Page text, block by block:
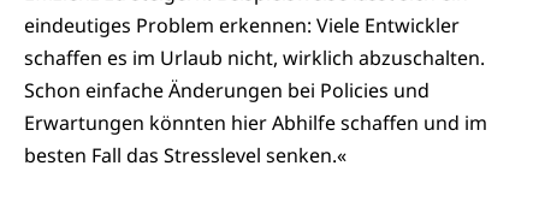
eindeutiges Problem erkennen: Viele Entwickler
schaffen es im Urlaub nicht, wirklich abzuschalten.
Schon einfache Änderungen bei Policies und
Erwartungen könnten hier Abhilfe schaffen und im
besten Fall das Stresslevel senken.«